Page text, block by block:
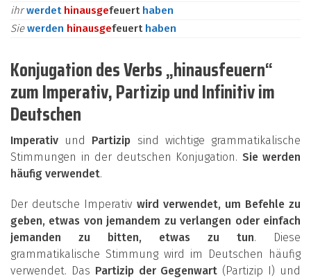
ihrwerdet hinausgefeuert haben
Siewerden hinausgefeuert haben
Konjugation des Verbs „hinausfeuern“
zum Imperativ, Partizip und Infinitiv im
Deutschen
Imperativ und Partizip sind wichtige grammatikalische
Stimmungen in der deutschen Konjugation. Sie werden
häufig verwendet.
Der deutsche Imperativ wird verwendet, um Befehle zu
geben, etwas von jemandem zu verlangen oder einfach
jemanden zu bitten, etwas zu tun. Diese
grammatikalische Stimmung wird im Deutschen häufig
verwendet. Das Partizip der Gegenwart (Partizip I) und